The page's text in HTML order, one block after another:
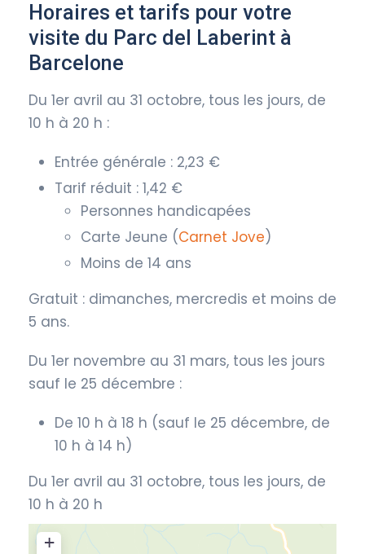
Horaires et tarifs pour votre
visite du Parc del Laberint à
Barcelone
Du 1er avril au 31 octobre, tous les jours, de
10 h à 20 h :
Entrée générale : 2,23 €
Tarif réduit : 1,42 €
Personnes handicapées
Carte Jeune (Carnet Jove)
Moins de 14 ans
Gratuit : dimanches, mercredis et moins de
5 ans.
Du 1er novembre au 31 mars, tous les jours
sauf le 25 décembre :
De 10 h à 18 h (sauf le 25 décembre, de
10 h à 14 h)
Du 1er avril au 31 octobre, tous les jours, de
10 h à 20 h
+